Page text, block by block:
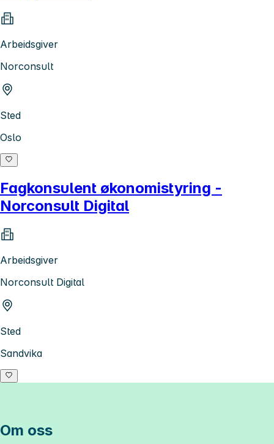
Arbeidsgiver
Norconsult
Sted
Oslo
Fagkonsulent økonomistyring -
Norconsult Digital
Arbeidsgiver
Norconsult Digital
Sted
Sandvika
Om oss